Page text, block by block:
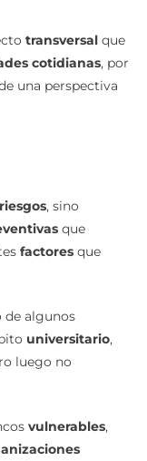
cotidianas , por
una perspectiva
que
factoresque
universitario
luego no
fortalecer y